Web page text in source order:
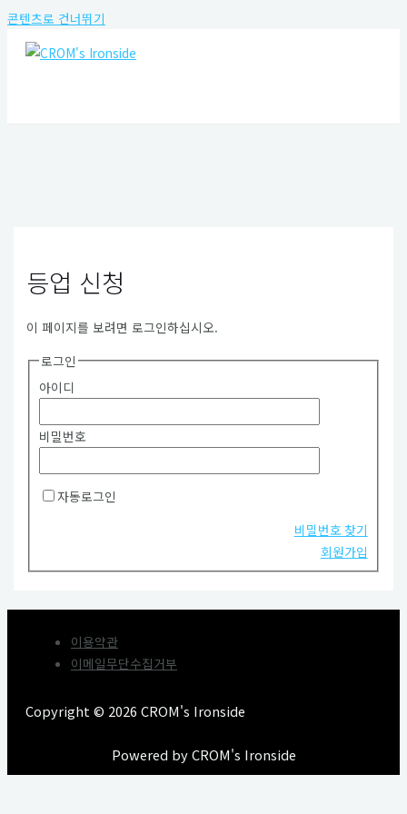
콘텐츠로 건너뛰기
등업 신청
이 페이지를 보려면 로그인하십시오.
로그인
아이디
비밀번호
자동로그인
비밀번호 찾기
회원가입
이용약관
이메일무단수집거부
Copyright © 2026 CROM's Ironside
Powered by CROM's Ironside